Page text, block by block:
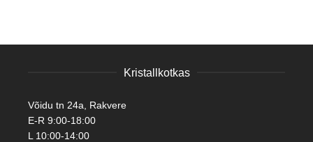
Kristallkotkas
Võidu tn 24a, Rakvere
E-R 9:00-18:00
L 10:00-14:00